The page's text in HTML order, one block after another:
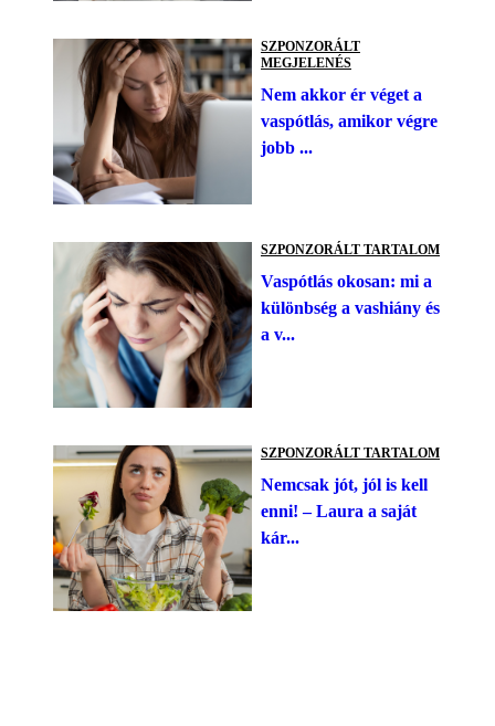
SZPONZORÁLT
MEGJELENÉS
Nem akkor ér véget a
vaspótlás, amikor végre
jobb ...
SZPONZORÁLT TARTALOM
Vaspótlás okosan: mi a
különbség a vashiány és
a v...
SZPONZORÁLT TARTALOM
Nemcsak jót, jól is kell
enni! – Laura a saját
kár...